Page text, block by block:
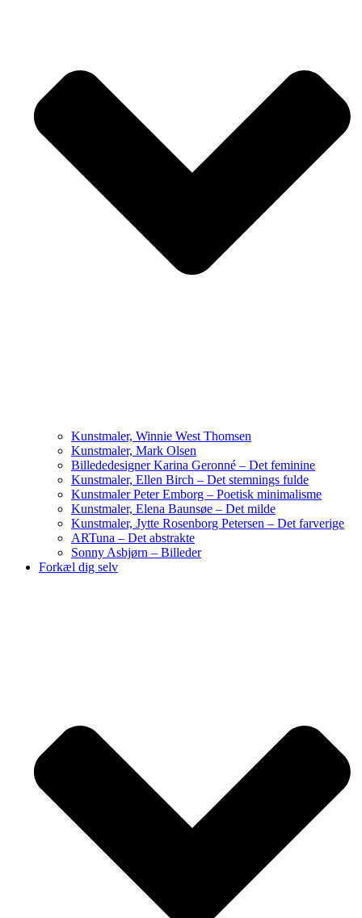
Kunstmaler, Winnie West Thomsen
Kunstmaler, Mark Olsen
Billededesigner Karina Geronné – Det feminine
Kunstmaler, Ellen Birch – Det stemnings fulde
Kunstmaler Peter Emborg – Poetisk minimalisme
Kunstmaler, Elena Baunsøe – Det milde
Kunstmaler, Jytte Rosenborg Petersen – Det farverige
ARTuna – Det abstrakte
Sonny Asbjørn – Billeder
Forkæl dig selv